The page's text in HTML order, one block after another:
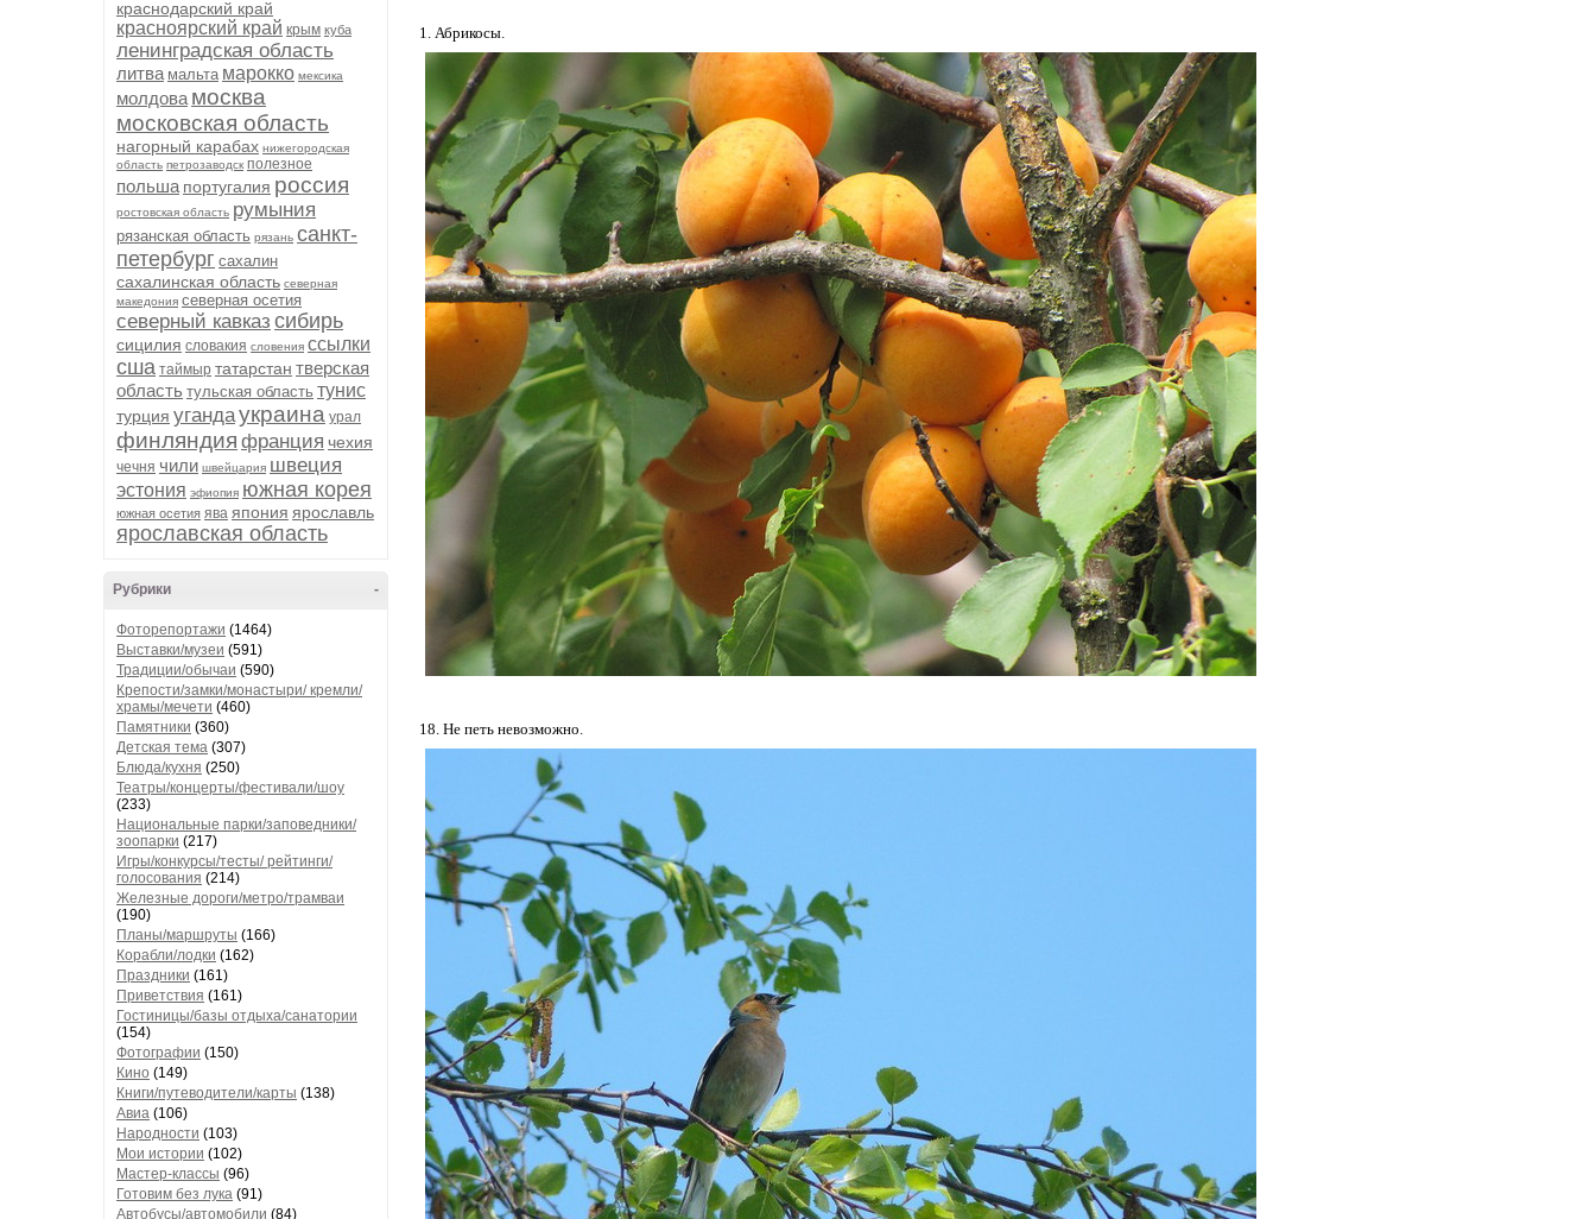
краснодарский край
красноярский край крым куба
ленинградская область
литва мальта марокко мексика
молдова москва
московская область
нагорный карабах нижегородская
область петрозаводск полезное
польша португалия россия
ростовская область румыния
рязанская область рязань санкт-
петербург сахалин
сахалинская область северная
македония северная осетия
северный кавказ сибирь
сицилия словакия словения ссылки
сша таймыр татарстан тверская
область тульская область тунис
турция угандаукраина урал
финляндия франция чехия
чечня чили швейцария швеция
эстония эфиопия южная корея
южная осетия ява япония ярославль
ярославская область
-
Рубрики
Фоторепортажи (1464)
Выставки/музеи (591)
Традиции/обычаи (590)
Крепости/замки/монастыри/ кремли/
храмы/мечети (460)
Памятники (360)
Детская тема (307)
Блюда/кухня (250)
Театры/концерты/фестивали/шоу
(233)
Национальные парки/заповедники/
зоопарки (217)
Игры/конкурсы/тесты/ рейтинги/
голосования (214)
Железные дороги/метро/трамваи
(190)
Планы/маршруты (166)
Корабли/лодки (162)
Праздники (161)
Приветствия (161)
Гостиницы/базы отдыха/санатории
(154)
Фотографии (150)
Кино (149)
Книги/путеводители/карты (138)
Авиа (106)
Народности (103)
Мои истории (102)
Мастер-классы (96)
Готовим без лука (91)
Автобусы/автомобили (84)
1. Абрикосы.
18. Не петь невозможно.